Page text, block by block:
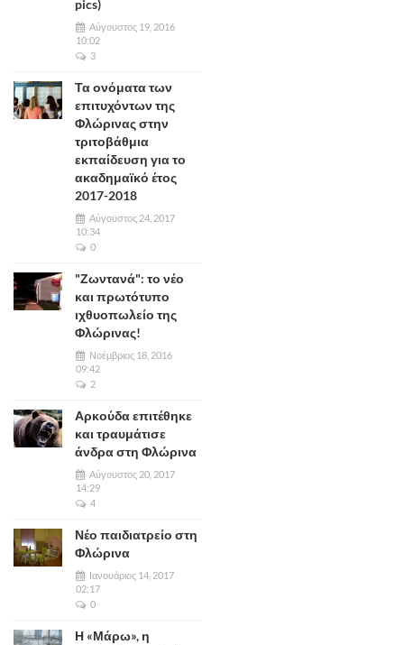
pics)
Αύγουστος 19, 2016
10:02
3
Τα ονόματα των
επιτυχόντων της
Φλώρινας στην
τριτοβάθμια
εκπαίδευση για το
ακαδημαϊκό έτος
2017-2018
Αύγουστος 24, 2017
10:34
0
"Ζωντανά": το νέο
και πρωτότυπο
ιχθυοπωλείο της
Φλώρινας!
Νοέμβριος 18, 2016
09:42
2
Αρκούδα επιτέθηκε
και τραυμάτισε
άνδρα στη Φλώρινα
Αύγουστος 20, 2017
14:29
4
Νέο παιδιατρείο στη
Φλώρινα
Ιανουάριος 14, 2017
02:17
0
Η «Μάρω», η